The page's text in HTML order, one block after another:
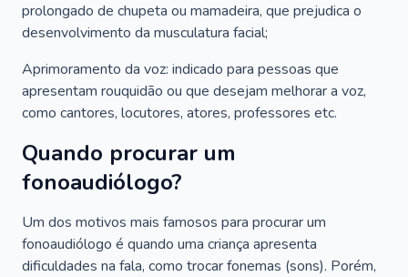
prolongado de chupeta ou mamadeira, que prejudica o
desenvolvimento da musculatura facial;
Aprimoramento da voz: indicado para pessoas que
apresentam rouquidão ou que desejam melhorar a voz,
como cantores, locutores, atores, professores etc.
Quando procurar um
fonoaudiólogo?
Um dos motivos mais famosos para procurar um
fonoaudiólogo é quando uma criança apresenta
dificuldades na fala, como trocar fonemas (sons). Porém,